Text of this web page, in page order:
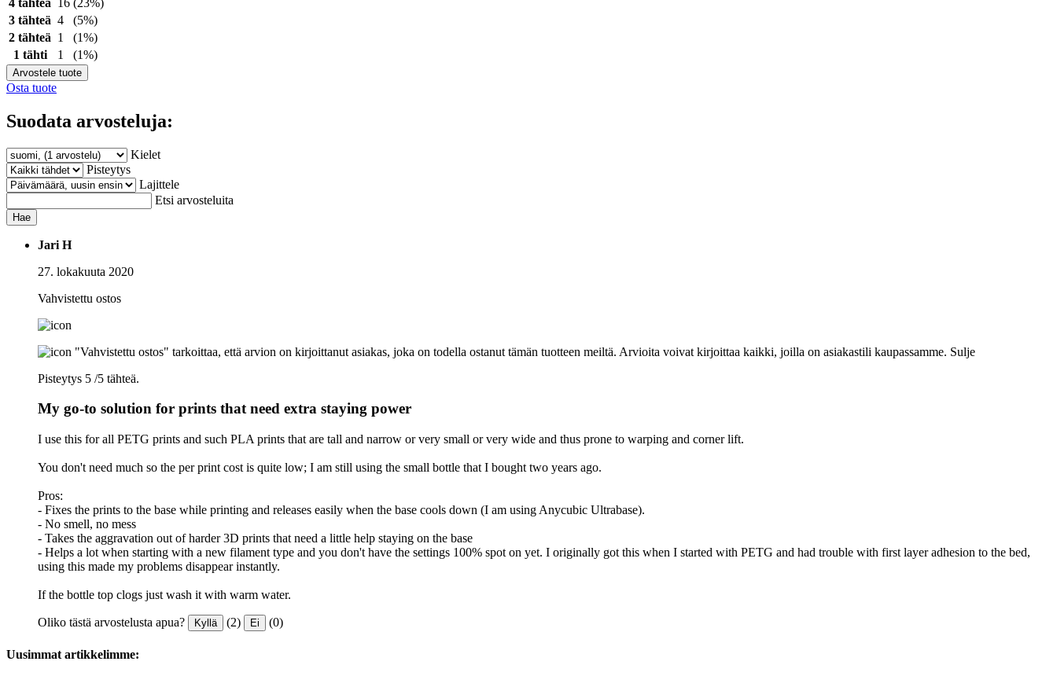
3 tähteä 4
(5%)
2 tähteä 1
(1%)
1 tähti
1 (1%)
Arvostele tuote
Osta tuote
Suodata arvosteluja:
Kielet
Pisteytys
Lajittele
Etsi arvosteluita
Hae
Jari H
27. lokakuuta 2020
Vahvistettu ostos
"Vahvistettu ostos" tarkoittaa, että arvion on kirjoittanut asiakas, joka on todella ostanut tämän tuotteen meiltä. Arvioita voivat kirjoittaa kaikki, joilla on asiakastili kaupassamme. Sulje
Pisteytys 5 /5 tähteä.
My go-to solution for prints that need extra staying power
I use this for all PETG prints and such PLA prints that are tall and narrow or very small or very wide and thus prone to warping and corner lift.
You don't need much so the per print cost is quite low; I am still using the small bottle that I bought two years ago.
Pros:
- Fixes the prints to the base while printing and releases easily when the base cools down (I am using Anycubic Ultrabase).
- No smell, no mess
- Takes the aggravation out of harder 3D prints that need a little help staying on the base
- Helps a lot when starting with a new filament type and you don't have the settings 100% spot on yet. I originally got this when I started with PETG and had trouble with first layer adhesion to the bed,
using this made my problems disappear instantly.
If the bottle top clogs just wash it with warm water.
Oliko tästä arvostelusta apua? Kyllä (2) Ei (0)
Uusimmat artikkelimme: